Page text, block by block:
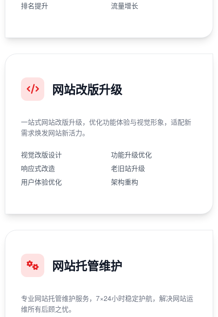
排名提升
流量增长
网站改版升级
一站式网站改版升级，优化功能体验与视觉形象，适配新
需求焕发网站新活力。
视觉改版设计
功能升级优化
响应式改造
老旧站升级
用户体验优化
架构重构
网站托管维护
专业网站托管维护服务，7×24小时稳定护航，解决网站运
维所有后顾之忧。